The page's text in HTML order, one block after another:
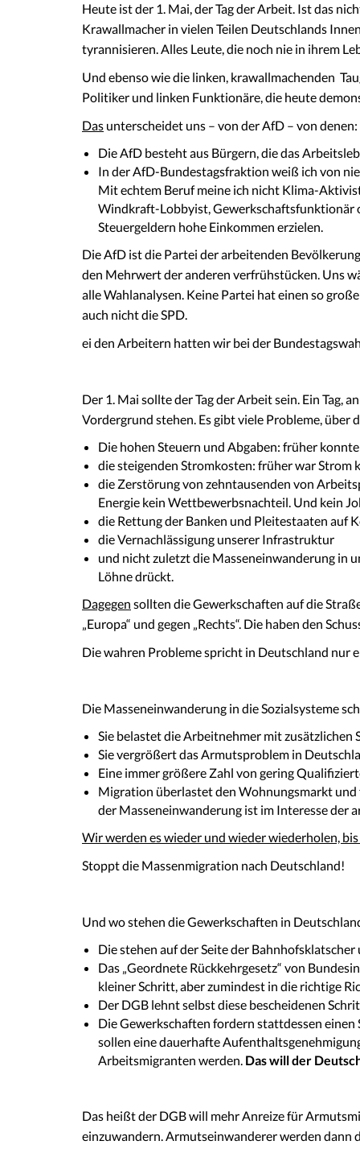
Heute ist der 1. Mai, der Tag der Arbeit. Ist das
Krawallmacher in vielen Teilen Deutschlands
tyrannisieren. Alles Leute, die noch nie in ihrem
Und ebenso wie die linken, krawallmachenden
Politiker und linken Funktionäre, die heute
Das unterscheidet uns – von der AfD – von denen:
Die AfD besteht aus Bürgern, die das
In der AfD-Bundestagsfraktion weiß ich von
Mit echtem Beruf meine ich nicht Klima-
Windkraft-Lobbyist, Gewerkschaftsfunktionär
Steuergeldern hohe Einkommen erzielen.
Die AfD ist die Partei der arbeitenden
den Mehrwert der anderen verfrühstücken. Uns
alle Wahlanalysen. Keine Partei hat einen so
auch nicht die SPD.
ei den Arbeitern hatten wir bei der
Der 1. Mai sollte der Tag der Arbeit sein. Ein Tag,
Vordergrund stehen. Es gibt viele Probleme, über
Die hohen Steuern und Abgaben: früher
die steigenden Stromkosten: früher war Strom
die Zerstörung von zehntausenden von
Energie kein Wettbewerbsnachteil. Und kein
die Rettung der Banken und Pleitestaaten auf
die Vernachlässigung unserer Infrastruktur
und nicht zuletzt die Masseneinwanderung in
Löhne drückt.
Dagegen sollten die Gewerkschaften auf die
„Europa“ und gegen „Rechts“. Die haben den
Die wahren Probleme spricht in Deutschland nur
Die Masseneinwanderung in die Sozialsysteme
Sie belastet die Arbeitnehmer mit zusätzlichen
Sie vergrößert das Armutsproblem in
Eine immer größere Zahl von gering
Migration überlastet den Wohnungsmarkt und
der Masseneinwanderung ist im Interesse der
Wir werden es wieder und wieder wiederholen,
Stoppt die Massenmigration nach Deutschland!
Und wo stehen die Gewerkschaften in
Die stehen auf der Seite der
Das „Geordnete Rückkehrgesetz“ von
kleiner Schritt, aber zumindest in die richtige
Der DGB lehnt selbst diese bescheidenen
Die Gewerkschaften fordern stattdessen
sollen eine dauerhafte
Arbeitsmigranten werden. Das will der
Das heißt der DGB will mehr Anreize für
einzuwandern. Armutseinwanderer werden dann